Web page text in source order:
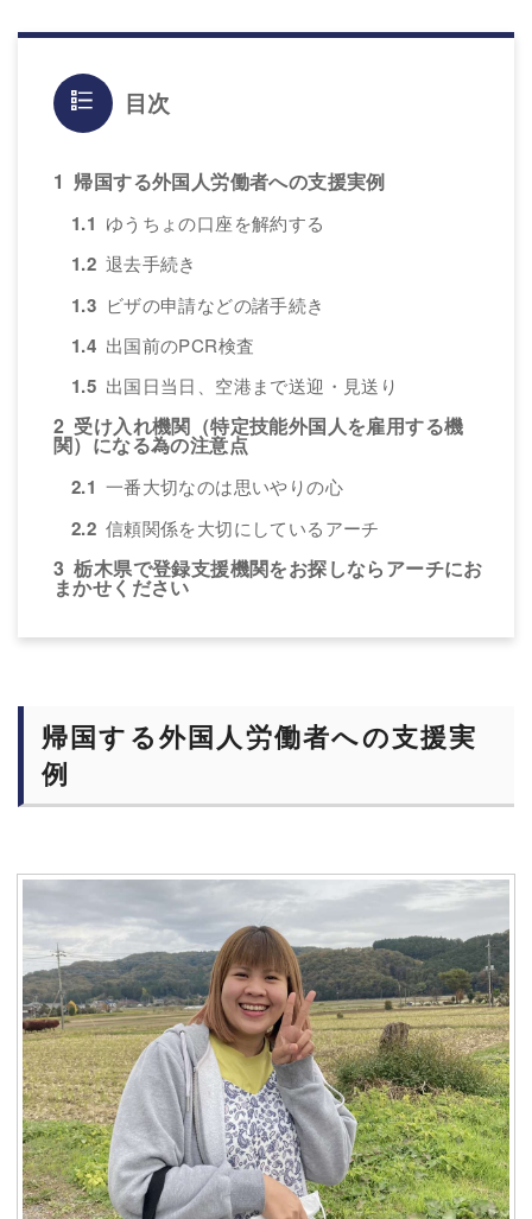
目次
1 帰国する外国人労働者への支援実例
1.1 ゆうちょの口座を解約する
1.2 退去手続き
1.3 ビザの申請などの諸手続き
1.4 出国前のPCR検査
1.5 出国日当日、空港まで送迎・見送り
2 受け入れ機関（特定技能外国人を雇用する機
関）になる為の注意点
2.1 一番大切なのは思いやりの心
2.2 信頼関係を大切にしているアーチ
3 栃木県で登録支援機関をお探しならアーチにお
まかせください
帰国する外国人労働者への支援実
例